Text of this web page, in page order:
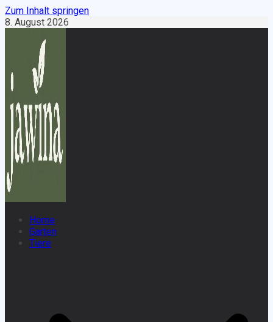
Zum Inhalt springen
8. August 2026
Home
Garten
Tiere